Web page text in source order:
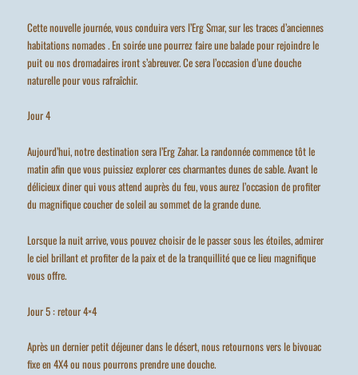
Cette nouvelle journée, vous conduira vers l’Erg Smar, sur les traces d’anciennes
habitations nomades . En soirée une pourrez faire une balade pour rejoindre le
puit ou nos dromadaires iront s’abreuver. Ce sera l’occasion d’une douche
naturelle pour vous rafraîchir.
Jour 4
Aujourd’hui, notre destination sera l’Erg Zahar. La randonnée commence tôt le
matin afin que vous puissiez explorer ces charmantes dunes de sable. Avant le
délicieux diner qui vous attend auprès du feu, vous aurez l’occasion de profiter
du magnifique coucher de soleil au sommet de la grande dune.
Lorsque la nuit arrive, vous pouvez choisir de le passer sous les étoiles, admirer
le ciel brillant et profiter de la paix et de la tranquillité que ce lieu magnifique
vous offre.
Jour 5 : retour 4×4
Après un dernier petit déjeuner dans le désert, nous retournons vers le bivouac
fixe en 4X4 ou nous pourrons prendre une douche.